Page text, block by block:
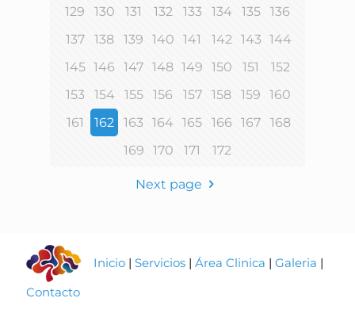
129
130 131 132 133 134 135
136
137
138 139 140 141 142 143 144
145 146 147 148 149 150 151
152
153
154 155 156 157 158 159
160
161
162 163 164 165 166 167
168
169
170 171 172
Next page
Inicio | Servicios | Área Clinica | Galeria |
Contacto